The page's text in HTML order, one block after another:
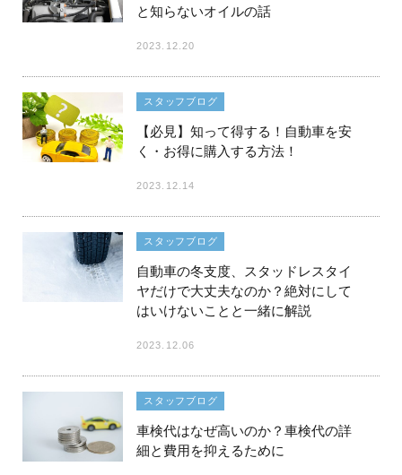
と知らないオイルの話
2023.12.20
スタッフブログ
【必見】知って得する！自動車を安
く・お得に購入する方法！
2023.12.14
スタッフブログ
自動車の冬支度、スタッドレスタイ
ヤだけで大丈夫なのか？絶対にして
はいけないことと一緒に解説
2023.12.06
スタッフブログ
車検代はなぜ高いのか？車検代の詳
細と費用を抑えるために